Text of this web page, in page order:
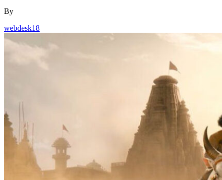
By
webdesk18